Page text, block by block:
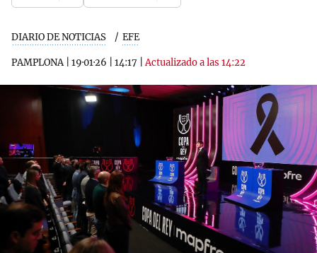
DIARIO DE NOTICIAS EFE
PAMPLONA| 19·01·26 14:17 |Actualizado a las 14:22